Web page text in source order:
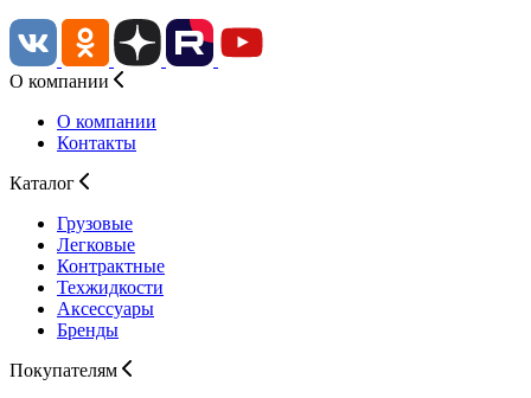
О компании
О компании
Контакты
Каталог
Грузовые
Легковые
Контрактные
Техжидкости
Аксессуары
Бренды
Покупателям